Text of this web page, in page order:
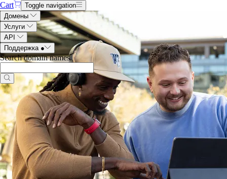
Cart
Toggle navigation
Домены
Услуги
API
Поддержка ●
Search domain names.